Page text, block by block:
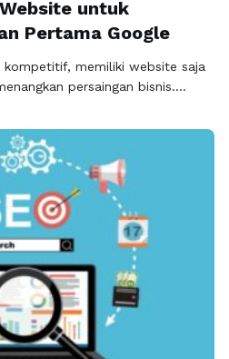
untuk
Pertama Google
kompetitif, memiliki website saja
persaingan bisnis.
setiap harinya. Jika website
pertama mesin pencari,
tidak akan pernah
strategi SEO menjadi sangat